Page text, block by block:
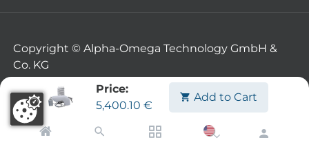
Price:
5,400.10 €
Add to Cart
Copyright © Alpha-Omega Technology GmbH &
Co. KG